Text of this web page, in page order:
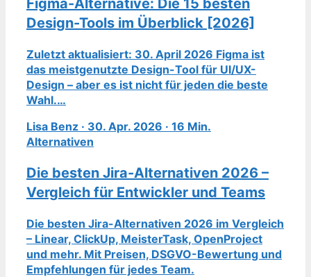
Design-Tools im Überblick [2026]
Zuletzt aktualisiert: 30. April 2026 Figma ist
das meistgenutzte Design-Tool für UI/UX-
Design – aber es ist nicht für jeden die beste
Wahl.…
Lisa Benz · 30. Apr. 2026 · 16 Min.
Alternativen
Die besten Jira-Alternativen 2026 –
Vergleich für Entwickler und Teams
Die besten Jira-Alternativen 2026 im Vergleich
– Linear, ClickUp, MeisterTask, OpenProject
und mehr. Mit Preisen, DSGVO-Bewertung und
Empfehlungen für jedes Team.